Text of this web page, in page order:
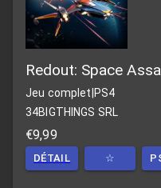
Redout: Space
Jeu complet|PS4
34BIGTHINGS SRL
€9,99
DÉTAIL ☆